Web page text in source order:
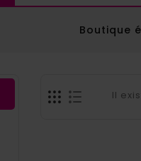
Boutique
Il